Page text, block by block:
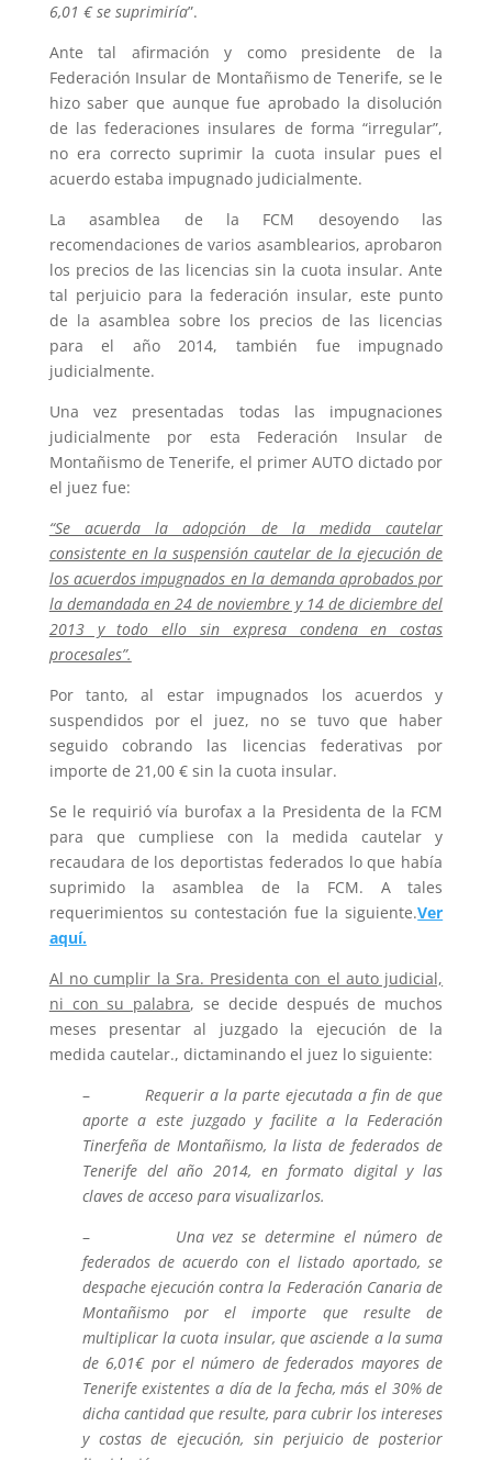
6,01 € se suprimiría”.
Ante tal afirmación y como presidente de la
Federación Insular de Montañismo de Tenerife, se le
hizo saber que aunque fue aprobado la disolución
de las federaciones insulares de forma “irregular”,
no era correcto suprimir la cuota insular pues el
acuerdo estaba impugnado judicialmente.
La asamblea de la FCM desoyendo las
recomendaciones de varios asamblearios, aprobaron
los precios de las licencias sin la cuota insular. Ante
tal perjuicio para la federación insular, este punto
de la asamblea sobre los precios de las licencias
para el año 2014, también fue impugnado
judicialmente.
Una vez presentadas todas las impugnaciones
judicialmente por esta Federación Insular de
Montañismo de Tenerife, el primer AUTO dictado por
el juez fue:
“Se acuerda la adopción de la medida cautelar
consistente en la suspensión cautelar de la ejecución de
los acuerdos impugnados en la demanda aprobados por
la demandada en 24 de noviembre y 14 de diciembre del
2013 y todo ello sin expresa condena en costas
procesales”.
Por tanto, al estar impugnados los acuerdos y
suspendidos por el juez, no se tuvo que haber
seguido cobrando las licencias federativas por
importe de 21,00 € sin la cuota insular.
Se le requirió vía burofax a la Presidenta de la FCM
para que cumpliese con la medida cautelar y
recaudara de los deportistas federados lo que había
suprimido la asamblea de la FCM. A tales
requerimientos su contestación fue la siguiente.Ver
aquí.
Al no cumplir la Sra. Presidenta con el auto judicial,
ni con su palabra, se decide después de muchos
meses presentar al juzgado la ejecución de la
medida cautelar., dictaminando el juez lo siguiente:
–Requerir a la parte ejecutada a fin de que
aporte a este juzgado y facilite a la Federación
Tinerfeña de Montañismo, la lista de federados de
Tenerife del año 2014, en formato digital y las
claves de acceso para visualizarlos.
– Una vez se determine el número de
federados de acuerdo con el listado aportado, se
despache ejecución contra la Federación Canaria de
Montañismo por el importe que resulte de
multiplicar la cuota insular, que asciende a la suma
de 6,01€ por el número de federados mayores de
Tenerife existentes a día de la fecha, más el 30% de
dicha cantidad que resulte, para cubrir los intereses
y costas de ejecución, sin perjuicio de posterior